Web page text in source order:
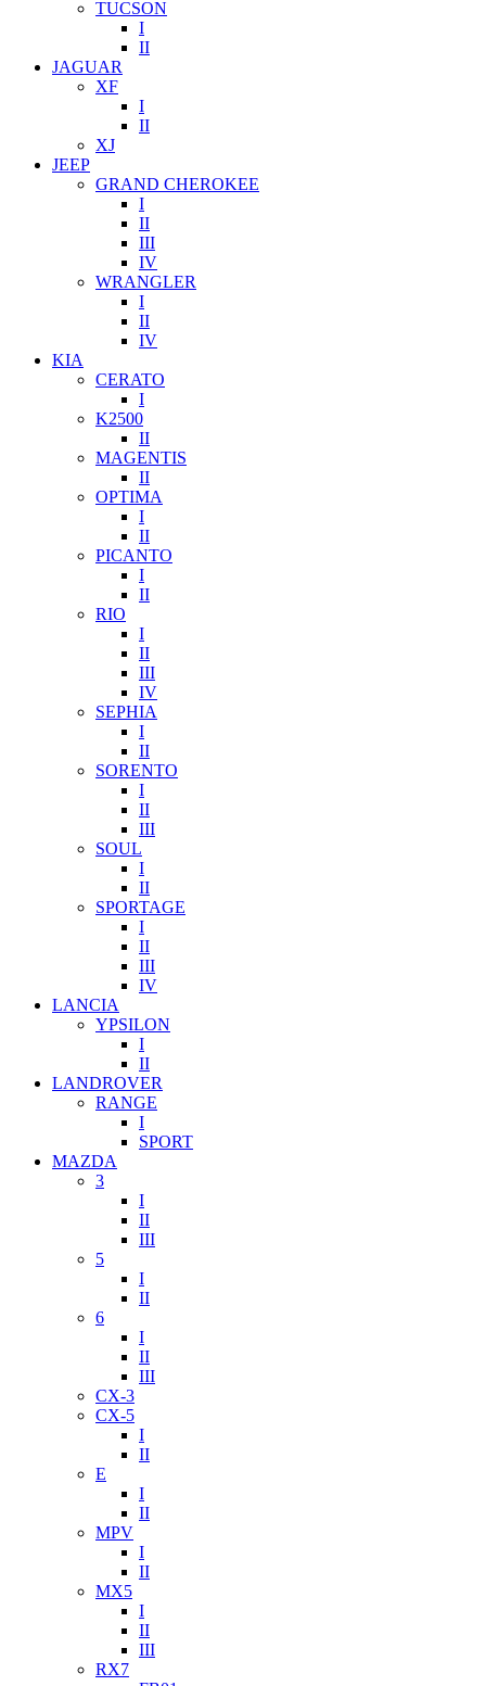
TUCSON
I
II
JAGUAR
XF
I
II
XJ
JEEP
GRAND CHEROKEE
I
II
III
IV
WRANGLER
I
II
IV
KIA
CERATO
I
K2500
II
MAGENTIS
II
OPTIMA
I
II
PICANTO
I
II
RIO
I
II
III
IV
SEPHIA
I
II
SORENTO
I
II
III
SOUL
I
II
SPORTAGE
I
II
III
IV
LANCIA
YPSILON
I
II
LANDROVER
RANGE
I
SPORT
MAZDA
3
I
II
III
5
I
II
6
I
II
III
CX-3
CX-5
I
II
E
I
II
MPV
I
II
MX5
I
II
III
RX7